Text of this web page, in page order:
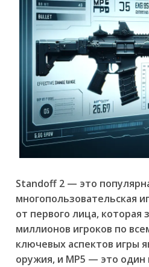
Standoff 2 — это
многопользовательская
от первого лица, которая
миллионов игроков по
ключевых аспектов игры
оружия, и MP5 — это